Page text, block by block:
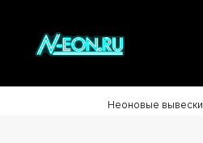
Неоновые вывески